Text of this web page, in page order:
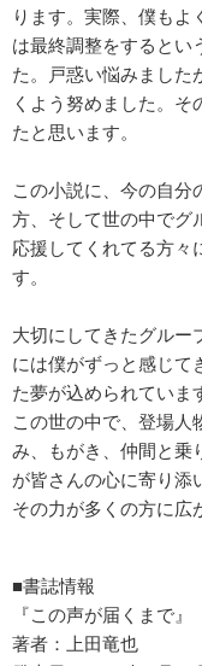
ります。実際、僕もよ
は最終調整をするとい
た。戸惑い悩みました
くよう努めました。
たと思います。
この小説に、今の自
方、そして世の中でグ
応援してくれてる方々
す。
大切にしてきたグルー
には僕がずっと感じて
た夢が込められていま
この世の中で、登場人
み、もがき、仲間と乗
が皆さんの心に寄り添
その力が多くの方に広
■書誌情報
『この声が届くまで』
著者：上田竜也